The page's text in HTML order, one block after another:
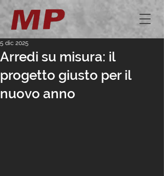
Arredi su misura: il
progetto giusto per il
nuovo anno
5 dic 2025